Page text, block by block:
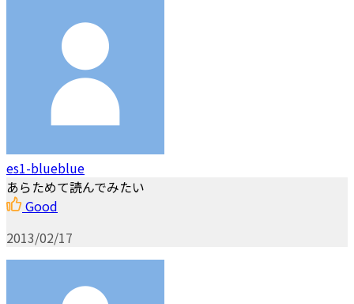
es1-blueblue
あらためて読んでみたい
Good
2013/02/17